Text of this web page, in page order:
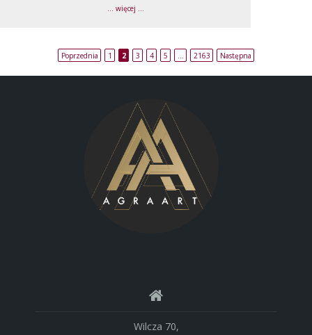
... więcej ...
Poprzednia 1 2 3 4 5 2163 Następna
Wilcza 70,